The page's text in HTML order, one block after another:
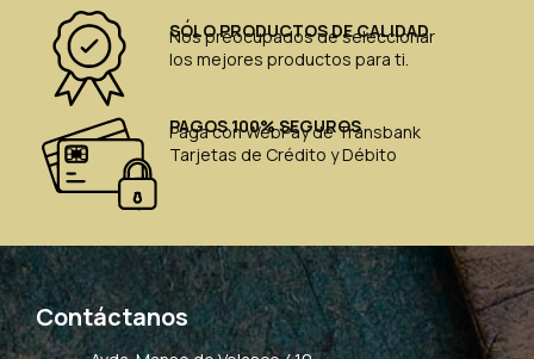
SÓLO PRODUCTOS DE CALIDAD
Nos preocupados de seleccionar
los mejores productos para ti.
PAGOS 100% SEGUROS
Paga con WebPay de Transbank
Tarjetas de Crédito y Débito
Contáctanos